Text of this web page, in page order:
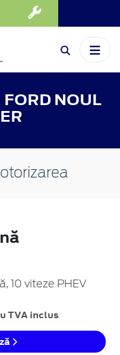
FORD NOUL
10 viteze PHEV
TVA inclus